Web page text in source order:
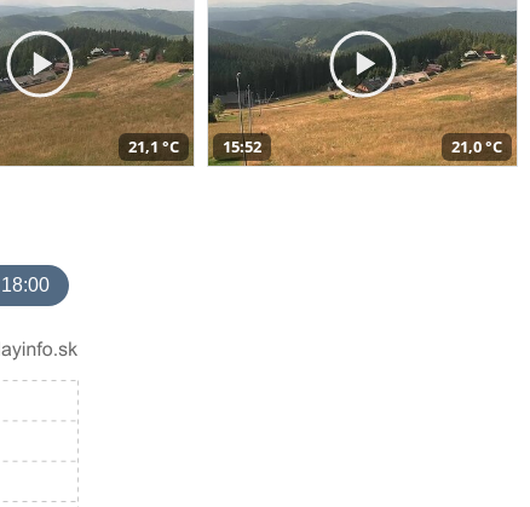
21,1 °C 15:52 21,0 °C
18:00